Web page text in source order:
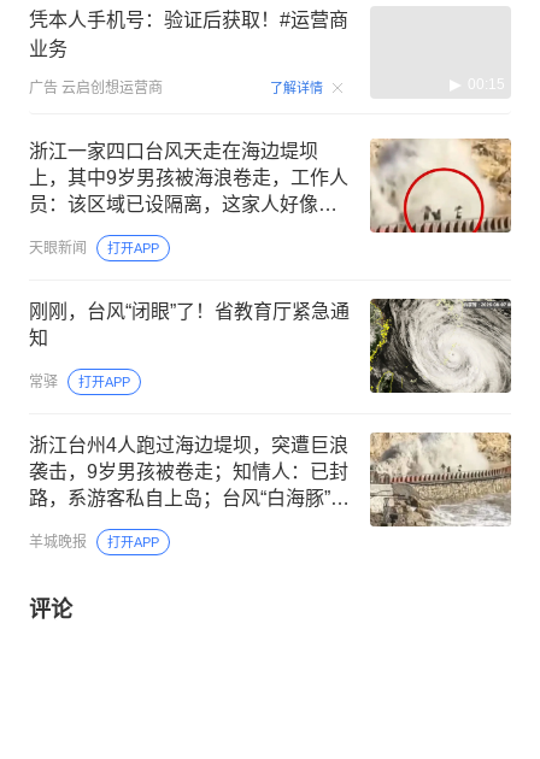
凭本人手机号：验证后获取！#运营商
业务
广告 云启创想运营商 了解详情 00:15
浙江一家四口台风天走在海边堤坝
上，其中9岁男孩被海浪卷走，工作人
员：该区域已设隔离，这家人好像是
翻过去的，目前仍在搜救
天眼新闻 打开APP
刚刚，台风“闭眼”了！省教育厅紧急通
知
常驿 打开APP
浙江台州4人跑过海边堤坝，突遭巨浪
袭击，9岁男孩被卷走；知情人：已封
路，系游客私自上岛；台风“白海豚”登
陆时间地点最新预测
羊城晚报 打开APP
评论